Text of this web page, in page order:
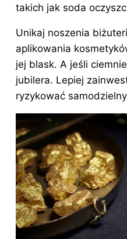
takich jak soda
Unikaj noszenia
aplikowania
jej blask. A jeśli
jubilera. Lepiej
ryzykować